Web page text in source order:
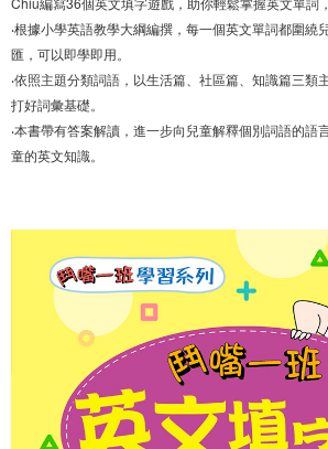
‧根據小學英語教學大綱編撰，每一個英文單詞都圍繞
匯，可以即學即用。
‧依照主題分類詞語，以生活篇、社區篇、知識篇三類
打好詞彙基礎。
‧本書帶有答案解讀，進一步向兒童解釋個別詞語的語
童的英文知識。